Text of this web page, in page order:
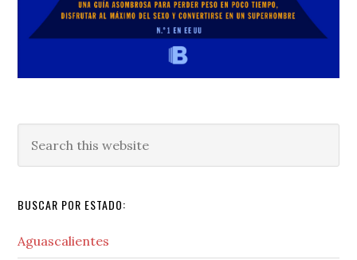
this
BUSCAR POR ESTADO:
Aguascalientes